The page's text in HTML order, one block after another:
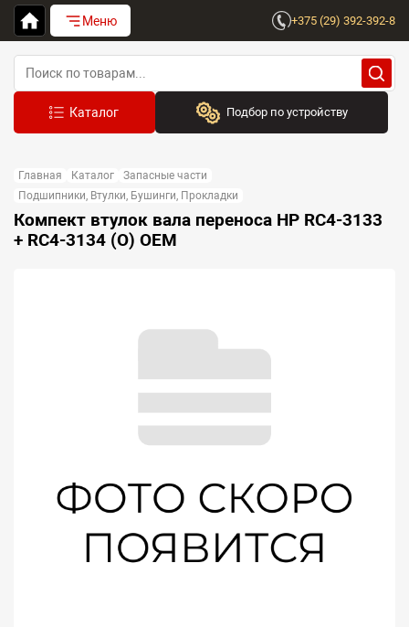
Меню +375 (29) 392-392-8
Подбор по устройству
Выберите бренд
Устройство:
Сначала выберите бренд
Главная Каталог
Запасные части
Подшипники, Втулки, Бушинги, Прокладки
Компект втулок вала переноса HP RC4-3133
+ RC4-3134 (O) OEM